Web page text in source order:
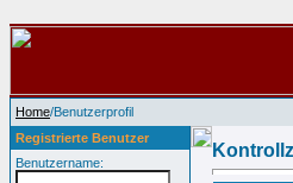
Home/Benutzerprofil
Registrierte Benutzer
Benutzername: